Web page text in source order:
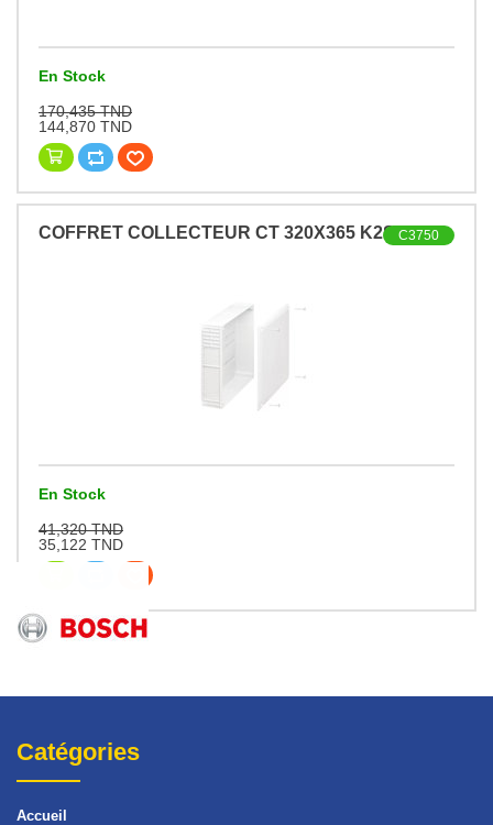
En Stock
170,435 TND
144,870 TND
COFFRET COLLECTEUR CT 320X365 K2S C3750
En Stock
41,320 TND
35,122 TND
Catégories
Accueil